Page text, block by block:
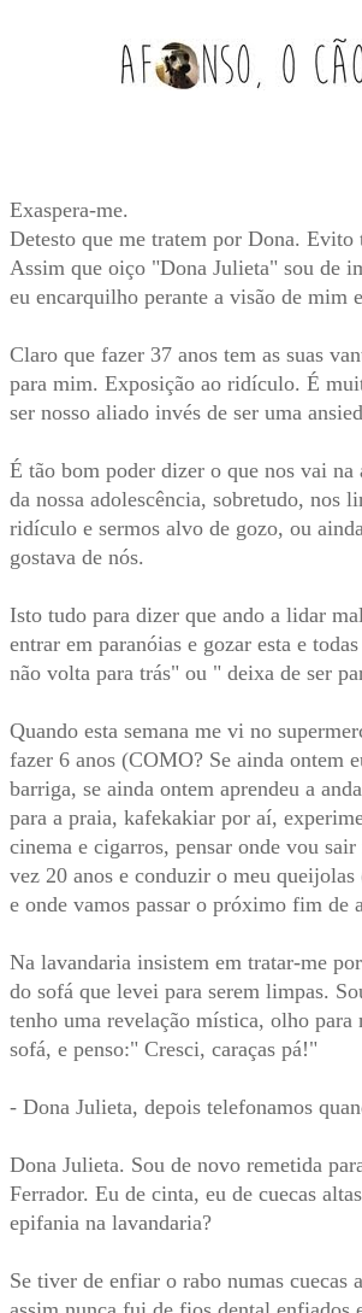
Exaspera-me.
Detesto que me tratem por Dona.
Assim que oiço "Dona Julieta" sou de
eu encarquilho perante a visão de mim
Claro que fazer 37 anos tem as suas
para mim. Exposição ao ridículo. É
ser nosso aliado invés de ser uma
É tão bom poder dizer o que nos vai
da nossa adolescência, sobretudo, nos
ridículo e sermos alvo de gozo, ou
gostava de nós.
Isto tudo para dizer que ando a lidar
entrar em paranóias e gozar esta e
não volta para trás" ou " deixa de ser
Quando esta semana me vi no
fazer 6 anos (COMO? Se ainda ontem
barriga, se ainda ontem aprendeu a
para a praia, kafekakiar por aí,
cinema e cigarros, pensar onde vou
vez 20 anos e conduzir o meu
e onde vamos passar o próximo fim de
Na lavandaria insistem em tratar-me
do sofá que levei para serem limpas.
tenho uma revelação mística, olho para
sofá, e penso:" Cresci, caraças pá!"
- Dona Julieta, depois telefonamos
Dona Julieta. Sou de novo remetida
Ferrador. Eu de cinta, eu de cuecas
epifania na lavandaria?
Se tiver de enfiar o rabo numas cuecas